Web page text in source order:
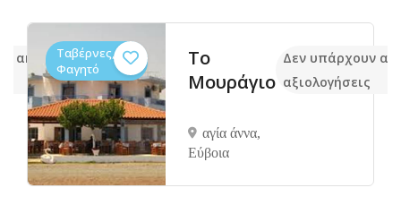
ακόμα Ταβέρνες,
Φαγητό
Το
Μουράγιο
αγία άννα,
Eύβοια
Δεν υπάρχουν
αξιολογήσεις